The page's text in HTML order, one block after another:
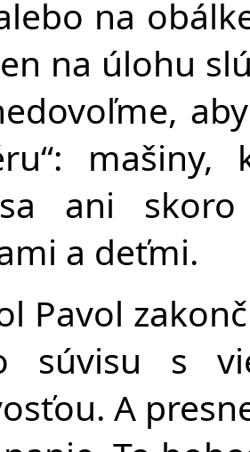
na
na úlohu
mašiny,
ani
a deťmi.
Pavol
súvisu s
A